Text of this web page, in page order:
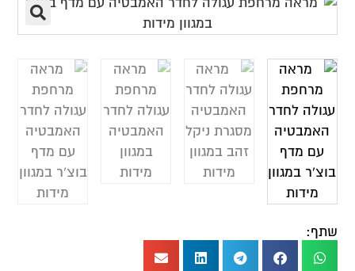
שתף: